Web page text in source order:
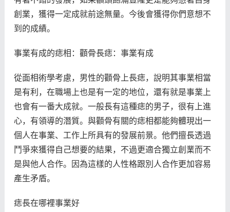
創業，獲得一定成就前途無量。今後會獲得你們意想不
到的成績。
事業有成的痣相：顴骨長痣：事業有成
從面相術學考慮，男性的顴骨上長痣，說明其事業相當
是有利，在職場上也是有一定的地位，還有就是事業上
也會有一番大成就。一般長有這種痣的男子，很有上進
心，有領導的潛質。與顴骨有關的痣相都能夠體現出一
個人在事業、工作上所具有的發展前景。他們擅長透過
鬥爭來獲得自己想要的結果，不過更適合獨立創業而不
是與他人合作。因為這樣的人性格跟別人合作更加容易
產生矛盾。
痣長在哪裡事業好